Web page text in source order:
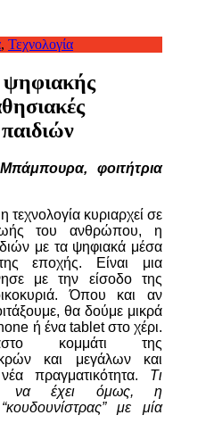
, Τεχνολογία
φοιτήτρια
τεχνολογία κυριαρχεί σε
του ανθρώπου, η
με τα ψηφιακά μέσα
εποχής. Είναι μια
με την είσοδο της
Όπου και αν
θα δούμε μικρά
ή ένα tablet στο χέρι.
κομμάτι της
και μεγάλων και
πραγματικότητα. Τι
να έχει όμως, η
με μία